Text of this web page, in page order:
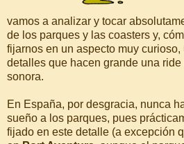
vamos a analizar y tocar
de los parques y las coasters y,
fijarnos en un aspecto muy
detalles que hacen grande una
sonora.
En España, por desgracia, nunca
sueño a los parques, pues
fijado en este detalle (a excepción